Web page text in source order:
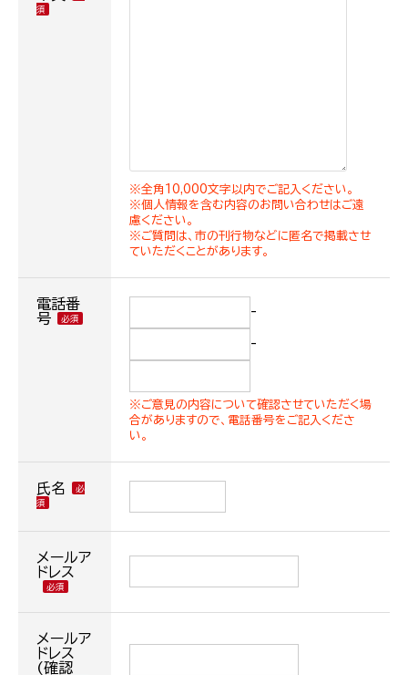
※全角10,000文字以内でご記入ください。
※個人情報を含む内容のお問い合わせはご遠
慮ください。
※ご質問は、市の刊行物などに匿名で掲載させ
ていただくことがあります。
電話番
号
-
-
※ご意見の内容について確認させていただく場
合がありますので、電話番号をご記入くださ
い。
氏名
メールア
ドレス
メールア
ドレス
(確認